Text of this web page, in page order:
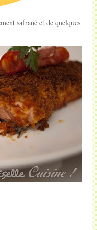
safrané et de quelques